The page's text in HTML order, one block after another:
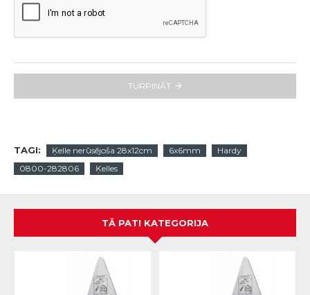
TURPINĀT
TAGI: Ķelle nerūsējoša 28x12cm 6x6mm
Hardy
0800-282806
Ķelles
TĀ PATI KATEGORIJA